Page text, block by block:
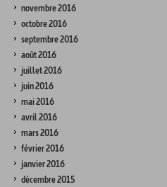
novembre 2016
octobre 2016
septembre 2016
août 2016
juillet 2016
juin 2016
mai 2016
avril 2016
mars 2016
février 2016
janvier 2016
décembre 2015